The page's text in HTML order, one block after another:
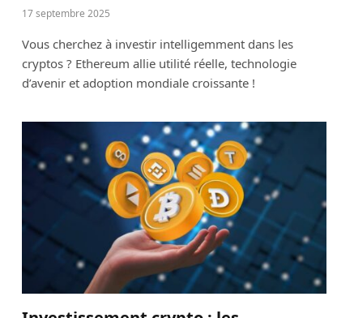
17 septembre 2025
Vous cherchez à investir intelligemment dans les
cryptos ? Ethereum allie utilité réelle, technologie
d’avenir et adoption mondiale croissante !